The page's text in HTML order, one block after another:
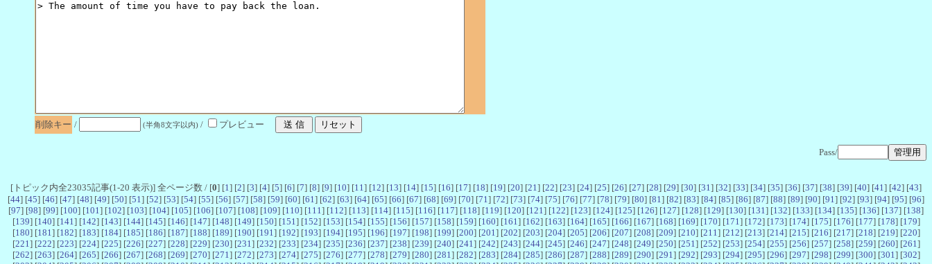
削除キー / (半角8文字以内) / プレビュー
Pass/
[トピック内全23035記事(1-20 表示)] 全ページ数 / [0] [1 ] [2] [3] [4] [5] [6] [7] [8] [9] [10] [11 ] [12] [13] [14] [15] [16] [17] [18] [19] [20] [21 ] [22] [23] [24] [25] [26] [27] [28] [29] [30] [31 ] [32] [33] [34] [35] [36] [37] [38] [39] [40] [41 ] [42] [43]
[44] [45] [46] [47] [48] [49] [50] [51 ] [52] [53] [54] [55] [56] [57] [58] [59] [60] [61 ] [62] [63] [64] [65] [66] [67] [68] [69] [70] [71 ] [72] [73] [74] [75] [76] [77] [78] [79] [80] [81 ] [82] [83] [84] [85] [86] [87] [88] [89] [90] [91 ] [92] [93] [94] [95] [96]
[97] [98] [99] [100] [101 ] [102] [103] [104] [105] [106] [107] [108] [109] [110] [111 ] [112] [113] [114] [115] [116] [117] [118] [119] [120] [121 ] [122] [123] [124] [125] [126] [127] [128] [129] [130] [131 ] [132] [133] [134] [135] [136] [137] [138]
[139] [140] [141 ] [142] [143] [144] [145] [146] [147] [148] [149] [150] [151 ] [152] [153] [154] [155] [156] [157] [158] [159] [160] [161 ] [162] [163] [164] [165] [166] [167] [168] [169] [170] [171 ] [172] [173] [174] [175] [176] [177] [178] [179]
[180] [181 ] [182] [183] [184] [185] [186] [187] [188] [189] [190] [191 ] [192] [193] [194] [195] [196] [197] [198] [199] [200] [201 ] [202] [203] [204] [205] [206] [207] [208] [209] [210] [211 ] [212] [213] [214] [215] [216] [217] [218] [219] [220]
[221 ] [222] [223] [224] [225] [226] [227] [228] [229] [230] [231 ] [232] [233] [234] [235] [236] [237] [238] [239] [240] [241 ] [242] [243] [244] [245] [246] [247] [248] [249] [250] [251 ] [252] [253] [254] [255] [256] [257] [258] [259] [260] [261 ]
[262] [263] [264] [265] [266] [267] [268] [269] [270] [271 ] [272] [273] [274] [275] [276] [277] [278] [279] [280] [281 ] [282] [283] [284] [285] [286] [287] [288] [289] [290] [291 ] [292] [293] [294] [295] [296] [297] [298] [299] [300] [301 ] [302]